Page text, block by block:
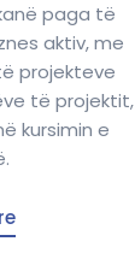
paga të
aktiv, me
projekteve
të projektit,
kursimin e